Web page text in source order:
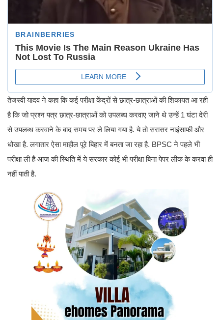
तेजस्वी यादव ने कहा कि कई परीक्षा केंद्रों से छात्र-छात्राओं की शिकायत आ रही
है कि जो प्रश्न पत्र छात्र-छात्राओं को उपलब्ध करवाए जाने थे उन्हें 1 घंटा देरी
से उपलब्ध करवाने के बाद समय पर ले लिया गया है. ये तो सरासर नाइंसाफी और
धोखा है. लगातार ऐसा माहौल पूरे बिहार में बनता जा रहा है. BPSC ने पहले भी
परीक्षा ली है आज की स्थिति में ये सरकार कोई भी परीक्षा बिना पेपर लीक के करवा ही
नहीं पाती है.